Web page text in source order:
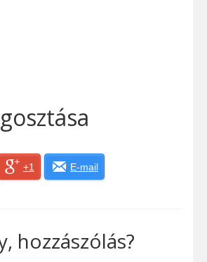
+1 E-mail
hozzászólás?